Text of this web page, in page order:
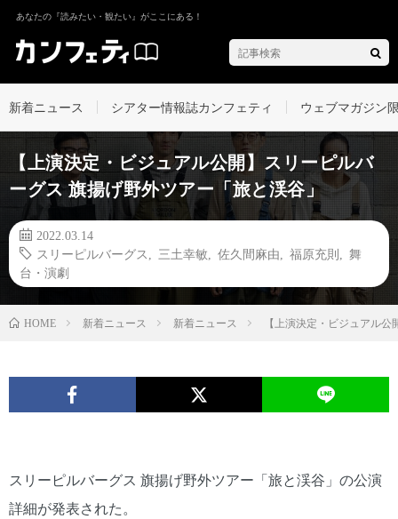
あなたの『読みたい・観たい』がここにある！
新着ニュース シアター情報誌カンフェティ ウェブマガジン
【上演決定・ビジュアル公開】スリーピルバ
ーグス 旗揚げ野外ツアー「旅と渓谷」
2022.03.14
スリーピルバーグス
三土幸敏 佐久間麻由 福原充則
舞
台・演劇
HOME 新着ニュース 新着ニュース 【上演決定・ビジュアル
スリーピルバーグス 旗揚げ野外ツアー「旅と渓谷」の公演
詳細が発表された。